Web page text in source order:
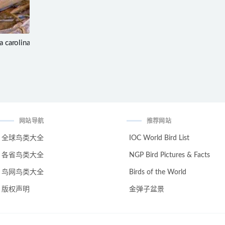
carolina
网站导航
全球鸟类大全
各省鸟类大全
鸟网鸟类大全
版权声明
推荐网站
IOC World Bird List
NGP Bird Pictures & Facts
Birds of the World
金弹子盆景